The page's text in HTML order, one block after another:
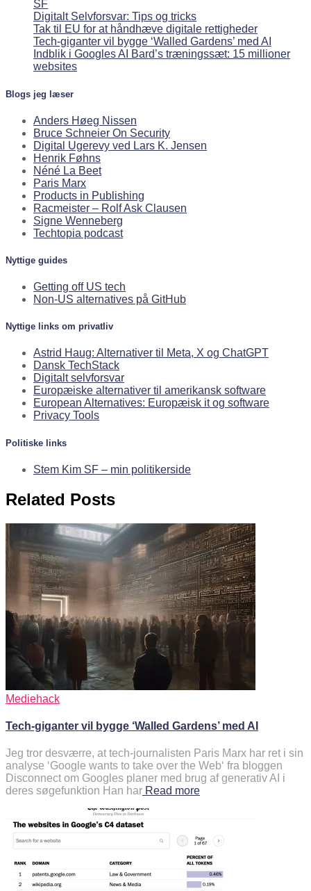
SF
Digitalt Selvforsvar: Tips og tricks
Tak til EU for at håndhæve digitale rettigheder
Tech-giganter vil bygge ‘Walled Gardens’ med AI
Indblik i Googles AI Bard’s træningssæt: 15 millioner
websites
Blogs jeg læser
Anders Høeg Nissen
Bruce Schneier On Security
Digital Ugerevy ved Lars K. Jensen
Henrik Føhns
Néné La Beet
Paris Marx
Products in Publishing
Racmeister – Rolf Ask Clausen
Signe Wenneberg
Techtopia podcast
Nyttige guides
Getting off US tech
Non-US alternatives på GitHub
Nyttige links om privatliv
Astrid Haug: Alternativer til Meta, X og ChatGPT
Dansk TechStack
Digitalt selvforsvar
Europæiske alternativer til amerikansk software
European Alternatives: Europæisk it og software
Privacy Tools
Politiske links
Stem Kim SF – min politikerside
Related Posts
Mediehack
Tech-giganter vil bygge ‘Walled Gardens’ med AI
Jeg tror desværre, at tech-journalisten Paris Marx har ret i sin
analyse ‘Google wants to take over the Web‘ fra bloggen
Disconnect om Googles planer med brug af generativ AI i
deres søgefunktion Han har Read more